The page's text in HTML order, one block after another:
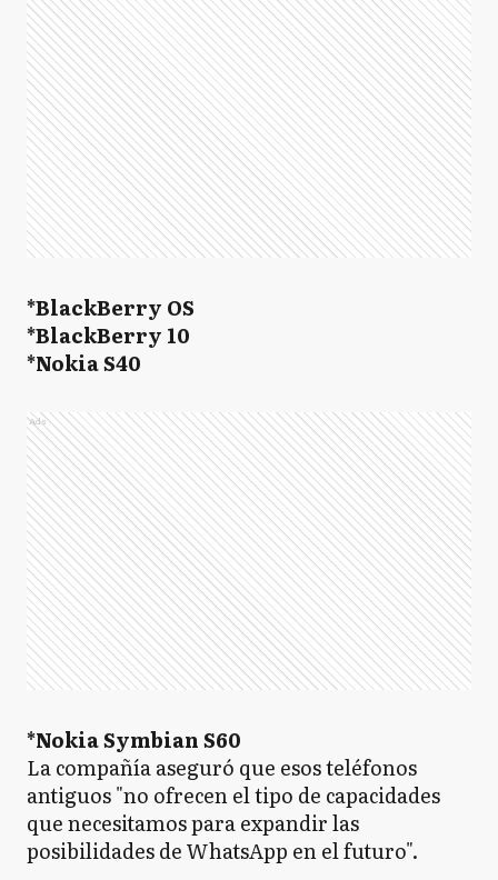
*BlackBerry OS
*BlackBerry 10
*Nokia S40
Ads
*Nokia Symbian S60
La compañía aseguró que esos teléfonos
antiguos "no ofrecen el tipo de capacidades
que necesitamos para expandir las
posibilidades de WhatsApp en el futuro".